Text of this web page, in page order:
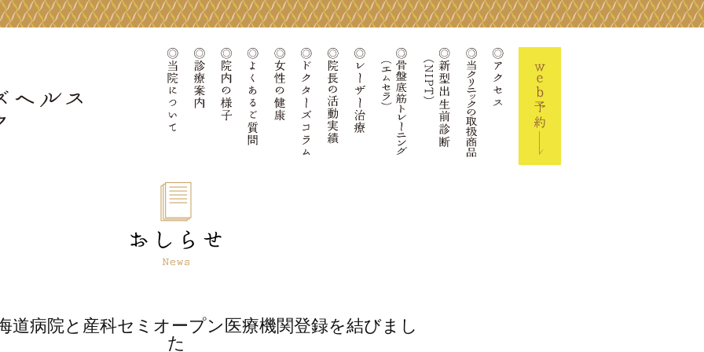
当クリニックの取扱商品
骨盤底筋トレーニング(エムセラ)
レーザー治療
院長の活動実績
ドクターズコラム
女性の健康
よくあるご質問
院内の様子
診療案内
当院について
道病院と産科セミオープン医療機関登録を結びまし
た